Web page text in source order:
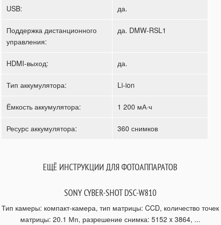
USB: да.
Поддержка дистанционного
управления:
да. DMW-RSL1
HDMI-выход: да.
Тип аккумулятора: Li-ion
Ёмкость аккумулятора: 1 200 мА·ч
Ресурс аккумулятора: 360 снимков
ЕЩЁ ИНСТРУКЦИИ ДЛЯ ФОТОАППАРАТОВ
SONY CYBER-SHOT DSC-W810
Тип камеры: компакт-камера, тип матрицы: CCD, количество точек
матрицы: 20.1 Мп, разрешение снимка: 5152 x 3864, ...